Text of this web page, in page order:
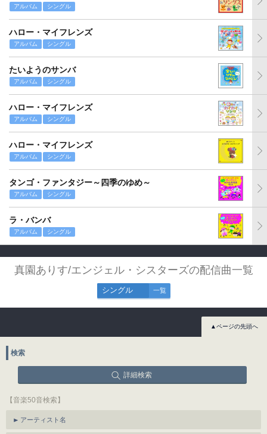
アルバム シングル
ハロー・マイフレンズ
アルバム シングル
たいようのサンバ
アルバム シングル
ハロー・マイフレンズ
アルバム シングル
ハロー・マイフレンズ
アルバム シングル
タンゴ・ファンタジー～四季のゆめ～
アルバム シングル
ラ・バンバ
アルバム シングル
真園ありす/エンジェル・シスターズの配信曲一覧
シングル 一覧
▲ページの先頭へ
検索
詳細検索
【音楽50音検索】
アーティスト名